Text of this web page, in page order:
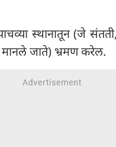
स्थानातून (जे
मानले जाते) भ्रमण करेल.